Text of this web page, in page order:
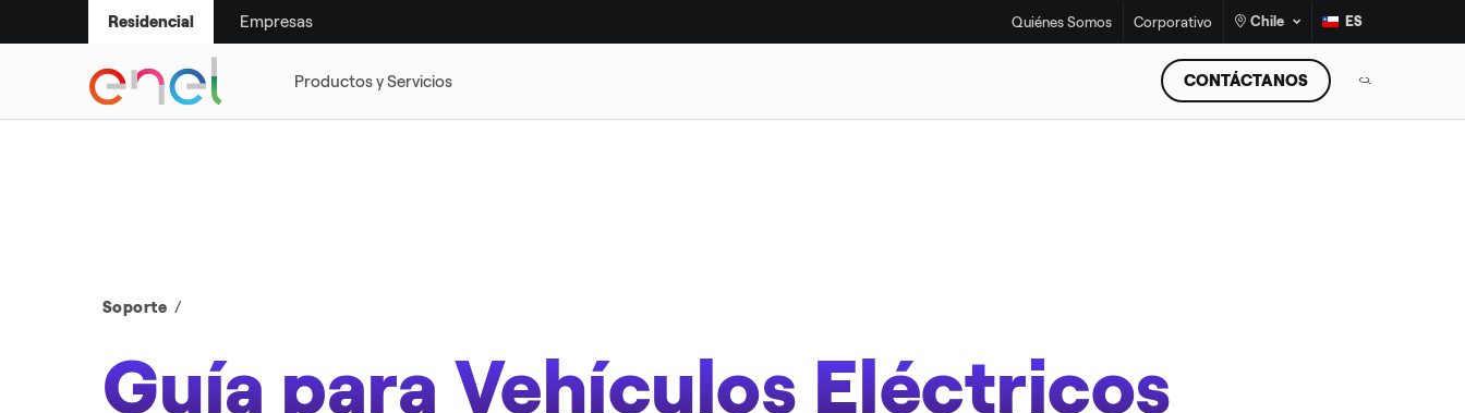
Residencial Empresas Quiénes Somos Corporativo Chile ES
¡No más estufas a leña!
CONTÁCTANOS
Soporte
Guía para Vehículos Eléctricos